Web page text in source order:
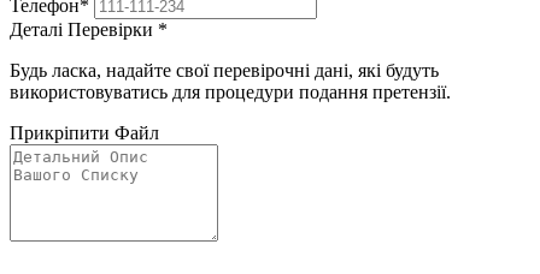
Телефон*
Деталі Перевірки *
Будь ласка, надайте свої перевірочні дані, які будуть
використовуватись для процедури подання претензії.
Прикріпити Файл